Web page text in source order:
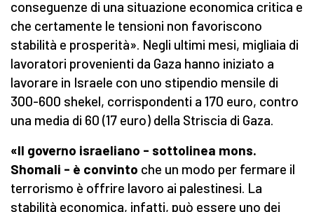
conseguenze di una situazione economica critica e
che certamente le tensioni non favoriscono
stabilità e prosperità». Negli ultimi mesi, migliaia di
lavoratori provenienti da Gaza hanno iniziato a
lavorare in Israele con uno stipendio mensile di
300-600 shekel, corrispondenti a 170 euro, contro
una media di 60 (17 euro) della Striscia di Gaza.
«Il governo israeliano - sottolinea mons.
Shomali - è convinto che un modo per fermare il
terrorismo è offrire lavoro ai palestinesi. La
stabilità economica, infatti, può essere uno dei